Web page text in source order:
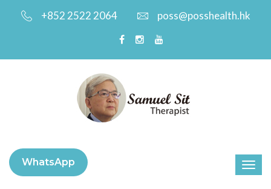
+852 2522 2064 poss@posshealth.hk
WhatsApp